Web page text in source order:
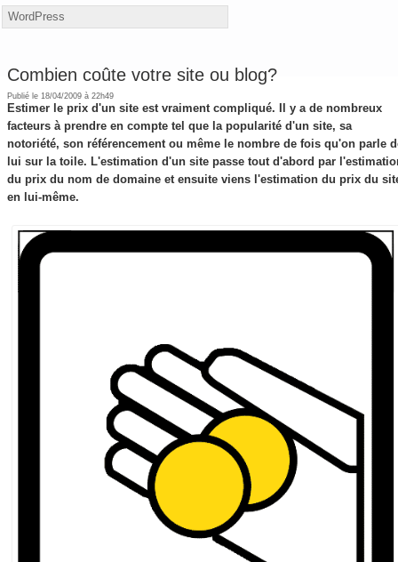
WordPress
Combien coûte votre site ou blog?
Publié le 18/04/2009 à 22h49
Estimer le prix d'un site est vraiment compliqué. Il y a de nombreux
facteurs à prendre en compte tel que la popularité d'un site, sa
notoriété, son référencement ou même le nombre de fois qu'on parle
lui sur la toile. L'estimation d'un site passe tout d'abord par
du prix du nom de domaine et ensuite viens l'estimation du prix du
en lui-même.